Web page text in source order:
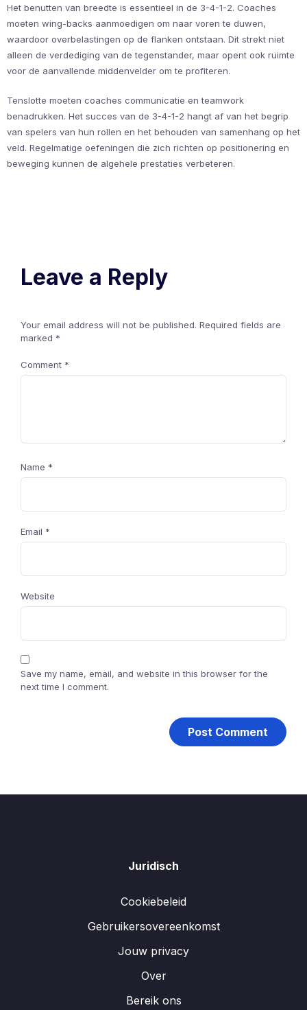
Het benutten van breedte is essentieel in de 3-4-1-2. Coaches
moeten wing-backs aanmoedigen om naar voren te duwen,
waardoor overbelastingen op de flanken ontstaan. Dit strekt niet
alleen de verdediging van de tegenstander, maar opent ook ruimte
voor de aanvallende middenvelder om te profiteren.
Tenslotte moeten coaches communicatie en teamwork
benadrukken. Het succes van de 3-4-1-2 hangt af van het begrip
van spelers van hun rollen en het behouden van samenhang op het
veld. Regelmatige oefeningen die zich richten op positionering en
beweging kunnen de algehele prestaties verbeteren.
Leave a Reply
Your email address will not be published. Required fields are
marked *
Comment *
Name *
Email *
Website
Save my name, email, and website in this browser for the
next time I comment.
Juridisch
Cookiebeleid
Gebruikersovereenkomst
Jouw privacy
Over
Bereik ons